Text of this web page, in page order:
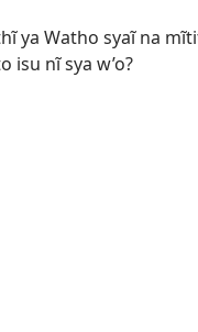
ya Watho syaĩ na
nĩ sya w’o?